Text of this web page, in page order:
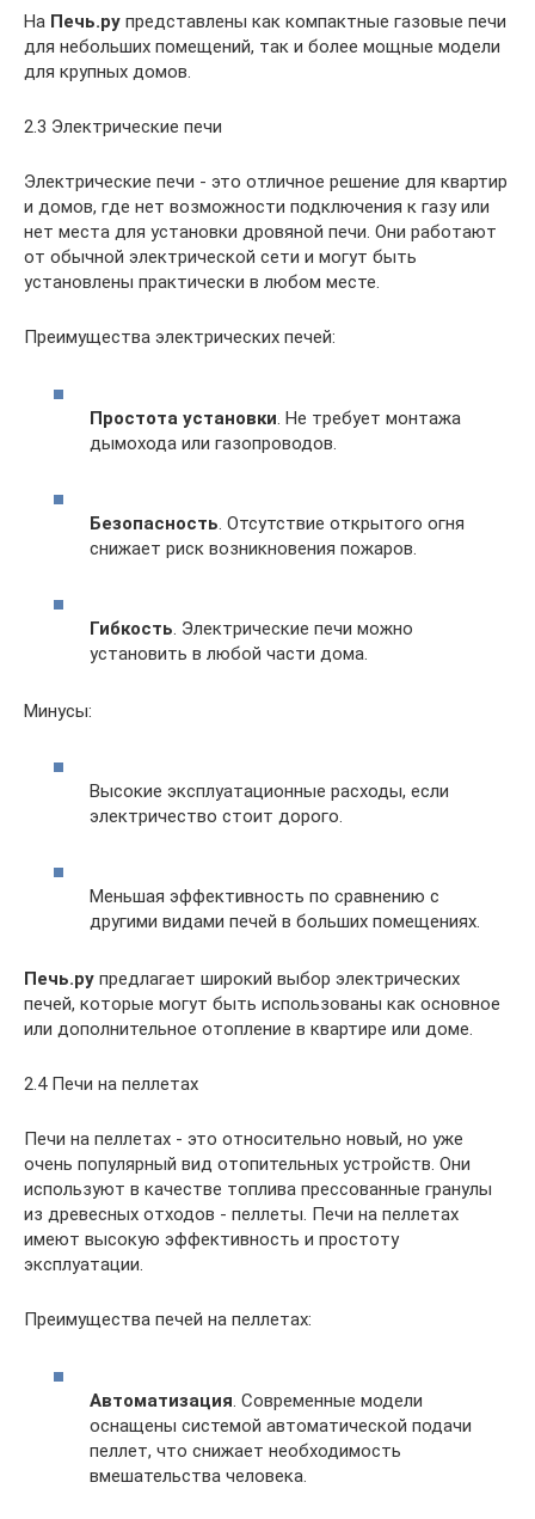
На Печь.ру представлены как компактные газовые печи
для небольших помещений, так и более мощные модели
для крупных домов.
2.3 Электрические печи
Электрические печи - это отличное решение для квартир
и домов, где нет возможности подключения к газу или
нет места для установки дровяной печи. Они работают
от обычной электрической сети и могут быть
установлены практически в любом месте.
Преимущества электрических печей:
Простота установки . Не требует монтажа
дымохода или газопроводов.
Безопасность . Отсутствие открытого огня
снижает риск возникновения пожаров.
Гибкость . Электрические печи можно
установить в любой части дома.
Минусы:
Высокие эксплуатационные расходы, если
электричество стоит дорого.
Меньшая эффективность по сравнению с
другими видами печей в больших помещениях.
Печь.ру предлагает широкий выбор электрических
печей, которые могут быть использованы как основное
или дополнительное отопление в квартире или доме.
2.4 Печи на пеллетах
Печи на пеллетах - это относительно новый, но уже
очень популярный вид отопительных устройств. Они
используют в качестве топлива прессованные гранулы
из древесных отходов - пеллеты. Печи на пеллетах
имеют высокую эффективность и простоту
эксплуатации.
Преимущества печей на пеллетах:
Автоматизация . Современные модели
оснащены системой автоматической подачи
пеллет, что снижает необходимость
вмешательства человека.